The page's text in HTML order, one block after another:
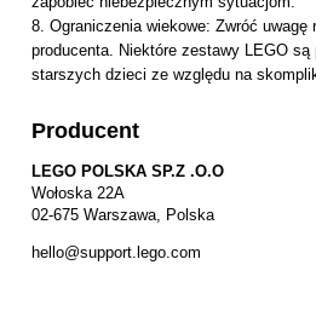
8. Ograniczenia wiekowe: Zwróć uwagę
producenta. Niektóre zestawy LEGO są
starszych dzieci ze względu na
Producent
LEGO POLSKA SP.Z .O.O
Wołoska 22A
02-675 Warszawa, Polska
hello@support.lego.com